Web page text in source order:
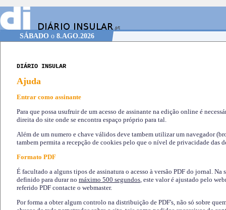
SÁBADOo 8.AGO.2026
DIÁRIO INSULAR
Ajuda
Entrar como assinante
Para que possa usufruir de um acesso de assinante na edição online é
direita do site onde se encontra espaço próprio para tal.
Além de um numero e chave válidos deve tambem utilizar um navegador
tambem permita a recepção de cookies pelo que o nível de privacidade das
Formato PDF
É facultado a alguns tipos de assinatura o acesso à versão PDF do jornal. Na
definido para durar no máximo 500 segundos, este valor é ajustado pelo
referido PDF contacte o webmaster.
Por forma a obter algum controlo na distribuição de PDF's, não só sobre